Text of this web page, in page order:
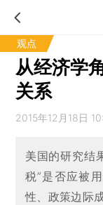
观点
从经济学
关系
2015年12月18日
美国的研究结
税”是否应被
性、政策边际